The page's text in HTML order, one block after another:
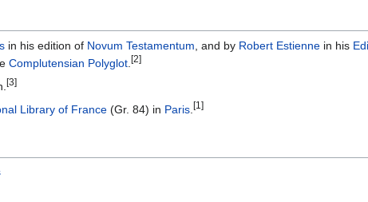
in his edition of Novum Testamentum, and by Robert Estienne in his
Complutensian Polyglot. [2]
[3]
Library of France (Gr. 84) in Paris. [1]